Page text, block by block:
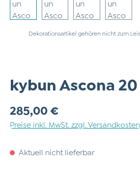
Dekorationsartikel gehören nicht zum
kybun Ascona 20
Regulärer Preis:
285,00 €
Preise inkl. MwSt. zzgl. Versandkosten
Aktuell nicht lieferbar